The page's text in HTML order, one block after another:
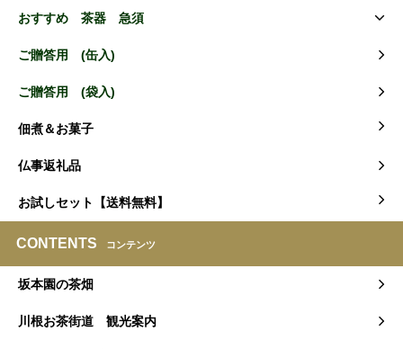
おすすめ 茶器 急須
ご贈答用 (缶入)
ご贈答用 (袋入)
佃煮＆お菓子
仏事返礼品
お試しセット【送料無料】
CONTENTS コンテンツ
坂本園の茶畑
川根お茶街道 観光案内